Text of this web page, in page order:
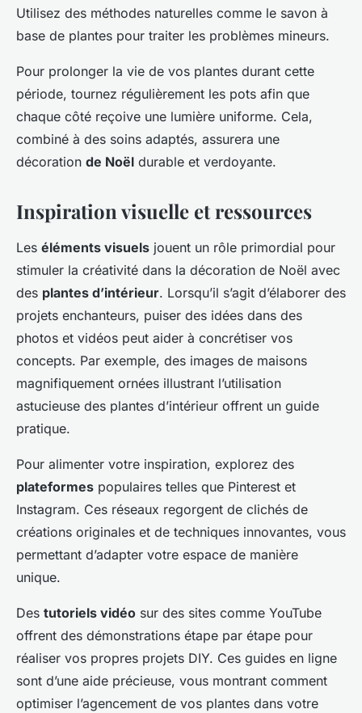
Utilisez des méthodes naturelles comme le savon à
base de plantes pour traiter les problèmes mineurs.
Pour prolonger la vie de vos plantes durant cette
période, tournez régulièrement les pots afin que
chaque côté reçoive une lumière uniforme. Cela,
combiné à des soins adaptés, assurera une
décoration de Noël durable et verdoyante.
Inspiration visuelle et ressources
Les éléments visuels jouent un rôle primordial pour
stimuler la créativité dans la décoration de Noël avec
des plantes d’intérieur. Lorsqu’il s’agit d’élaborer des
projets enchanteurs, puiser des idées dans des
photos et vidéos peut aider à concrétiser vos
concepts. Par exemple, des images de maisons
magnifiquement ornées illustrant l’utilisation
astucieuse des plantes d’intérieur offrent un guide
pratique.
Pour alimenter votre inspiration, explorez des
plateformes populaires telles que Pinterest et
Instagram. Ces réseaux regorgent de clichés de
créations originales et de techniques innovantes, vous
permettant d’adapter votre espace de manière
unique.
Des tutoriels vidéo sur des sites comme YouTube
offrent des démonstrations étape par étape pour
réaliser vos propres projets DIY. Ces guides en ligne
sont d’une aide précieuse, vous montrant comment
optimiser l’agencement de vos plantes dans votre